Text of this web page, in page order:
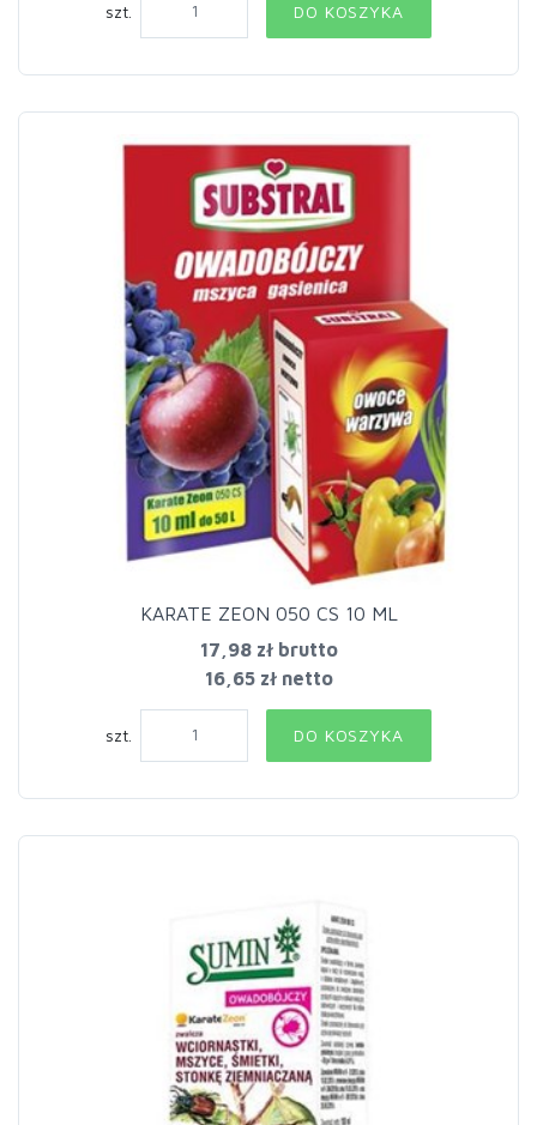
szt. DO KOSZYKA
KARATE ZEON 050 CS 10 ML
17,98 złbrutto
16,65 zł netto
szt. DO KOSZYKA